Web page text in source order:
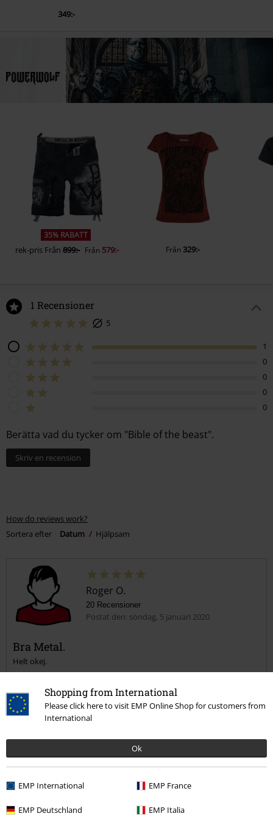
Shopping from International
Please click here to visit EMP Online Shop for customers from
International
Ok
EMP International EMP France
EMP Deutschland EMP Italia
349:-
35% RABATT
rek-pris Från899:- Från 579:- Från329:-
1 Recensioner
5
1
0
0
0
0
Berätta vad du tycker om "Bible of the beast".
Skriv en recension
How do reviews work?
Sortera efter
Datum Hjälpsam
Roger O.
20 Recensioner
Postat den: söndag, 5 januari 2020
Bra Metal.
Helt okej.